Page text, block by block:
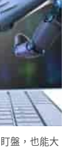
盤，也能大